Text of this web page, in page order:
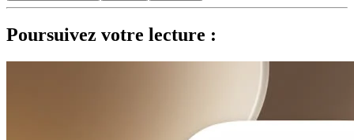
Poursuivez votre lecture :